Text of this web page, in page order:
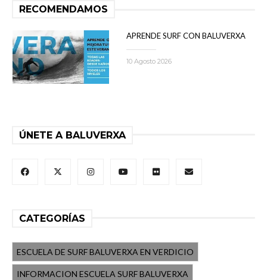
RECOMENDAMOS
APRENDE SURF CON BALUVERXA
10 Agosto 2026
ÚNETE A BALUVERXA
CATEGORÍAS
ESCUELA DE SURF BALUVERXA EN VERDICIO
INFORMACION ESCUELA SURF BALUVERXA